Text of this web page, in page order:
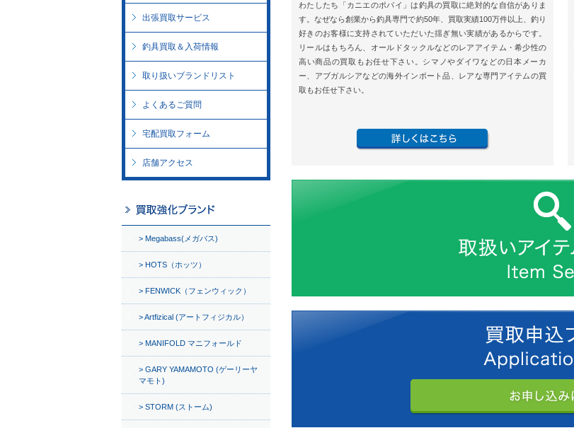
わたしたち「カニエのポパイ」は釣具の買取に絶対的な自信がありま
す。なぜなら創業から釣具専門で約50年、買取実績100万件以上、釣り
好きのお客様に支持されていただいた揺ぎ無い実績があるからです。
リールはもちろん、オールドタックルなどのレアアイテム・希少性の
高い商品の買取もお任せ下さい。シマノやダイワなどの日本メーカ
ー、アブガルシアなどの海外インポート品、レアな専門アイテムの買
取もお任せ下さい。
出張買取サービス
釣具買取＆入荷情報
取り扱いブランドリスト
よくあるご質問
宅配買取フォーム
店舗アクセス
Megabass(メガバス)
HOTS（ホッツ）
FENWICK（フェンウィック）
Artfizical (アートフィジカル）
MANIFOLD マニフォールド
GARY YAMAMOTO (ゲーリーヤ
マモト)
STORM (ストーム)